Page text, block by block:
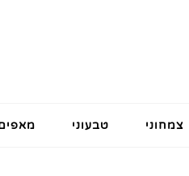
צמחוני טבעוני